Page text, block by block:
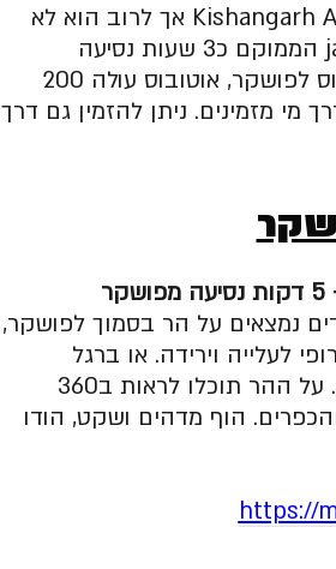
Kishangarh Airport אך לרוב הוא לא
פעיל ולכן השדה שנתייחס אליו הוא jaipur הממוקם כ3 שעות נסיעה
מפושקר, נוחתים ולוקחים מונית או אוטובוס לפושקר, אוטובוס עולה 200
עולה בין 2000 ל3000 תלוי דרך מי מזמינים. ניתן להזמין גם דרך
נמצאים על הר בסמוך לפושקר,
העלייה להר מתבצעת ברכבל, עלות 165 רופי לעלייה וירידה. או ברגל
בחינם, זמן עלייה ממוצע כ40 דקות ברגל. על ההר תוכלו לראות ב360
הוף מדהים ושקט, הודו
https://